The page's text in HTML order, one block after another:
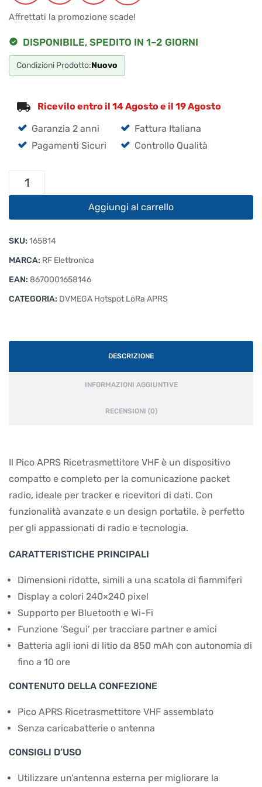
era:
€299.00.
è:
€278.07.
Affrettati la promozione scade!
DISPONIBILE, SPEDITO IN 1–2 GIORNI
Condizioni Prodotto:Nuovo
Ricevilo entro il 14 Agosto e il 19 Agosto
Garanzia 2 anni
Fattura Italiana
Pagamenti Sicuri
Controllo Qualità
Pico
VHF
Aggiungi al carrello
SKU: 165814
MARCA: RF Elettronica
EAN: 8670001658146
CATEGORIA: DVMEGA Hotspot LoRa APRS
DESCRIZIONE
INFORMAZIONI AGGIUNTIVE
RECENSIONI (0)
Il Pico APRS Ricetrasmettitore VHF è un dispositivo
compatto e completo per la comunicazione packet
radio, ideale per tracker e ricevitori di dati. Con
funzionalità avanzate e un design portatile, è perfetto
per gli appassionati di radio e tecnologia.
CARATTERISTICHE PRINCIPALI
Dimensioni ridotte, simili a una scatola di fiammiferi
Display a colori 240×240 pixel
Supporto per Bluetooth e Wi-Fi
Funzione ‘Segui’ per tracciare partner e amici
Batteria agli ioni di litio da 850 mAh con autonomia di
fino a 10 ore
CONTENUTO DELLA CONFEZIONE
Pico APRS Ricetrasmettitore VHF assemblato
Senza caricabatterie o antenna
CONSIGLI D’USO
Utilizzare un’antenna esterna per migliorare la